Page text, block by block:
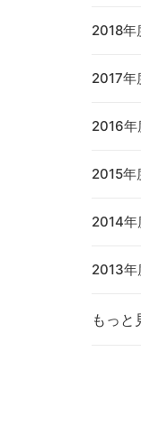
2018年
2017年
2016年
2015年
2014年
2013年
もっと